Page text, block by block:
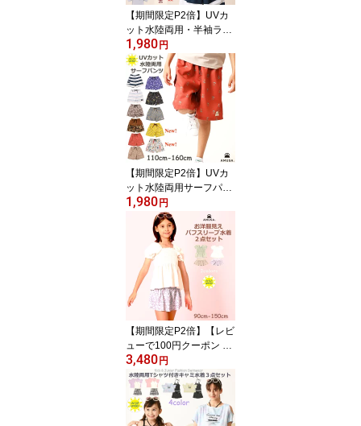
男の子幼稚園保育園小学
校【期間限定P2倍】UVカ
ット水陸両用・半袖ラッ
シュガード・Tシャツ
【レビューで100円クー
ポン 送料無料 】 男子 男
の子 子供 キッズ ジュニ
ア 110cm 120cm 130cm
140cm 150cm 160cm U
Vカット スクール水着 キ
ッズ水着 ジュニア水着
日焼け防止
1,980 円
【期間限定P2倍】UVカ
ット水陸両用サーフパン
ツ水着 【レビューで100
円クーポン 送料無料 】
キッズ 男子 男児 こども
ジュニア 子供 男の子 11
0cm 120cm 130cm 140c
m 150cm 中学校 小学校
UVカット スクール水着
キッズ水着 かわいい オ
シャレ かっこいい
1,980 円
【期間限定P2倍】【レビ
ューで100円クーポン 送
料無料 】 UVカット花柄
パフスリーブ・シャーリ
ング水着2点セット 日焼
け防止 90cm 100cm 110
cm 120cm 130cm 140cm
3,480 円